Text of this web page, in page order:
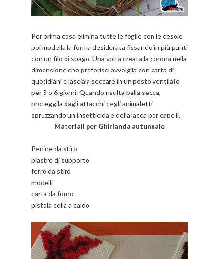
Per prima cosa elimina tutte le foglie con le cesoie
poi modella la forma desiderata fissando in più punti
con un filo di spago. Una volta creata la corona nella
dimensione che preferisci avvolgila con carta di
quotidiani e lasciala seccare in un posto ventilato
per 5 o 6 giorni. Quando risulta bella secca,
proteggila dagli attacchi degli animaletti
spruzzando un insetticida e della lacca per capelli.
Materiali per Ghirlanda autunnale
Perline da stiro
piastre di supporto
ferro da stiro
modelli
carta da forno
pistola colla a caldo